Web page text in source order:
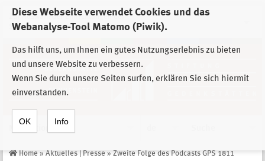
Diese Webseite verwendet Cookies und das
Webanalyse-Tool Matomo (Piwik).
Das hilft uns, um Ihnen ein gutes Nutzungserlebnis zu bieten
und unsere Website zu verbessern.
Wenn Sie durch unsere Seiten surfen, erklären Sie sich hiermit
einverstanden.
OK Info
Zur Auswahl der Einrichtungen der
Stiftung Sächsische Gedenkstätten
Home » Aktuelles | Presse » Zweite Folge des Podcasts GPS 1811